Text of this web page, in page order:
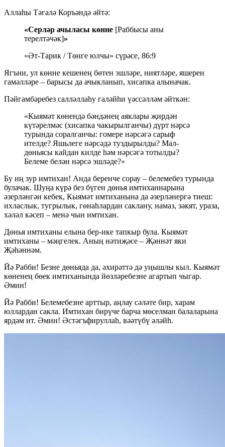
Аллаһы Тәгалә Коръәндә әйтә:
«Серләр ачыласы көнне [Раббысы аны
терелтәчәк]»
«Әт-Тарик / Төнге юлчы» сүрәсе, 86:9
Ягъни, ул көнне кешенең бөтен эшләре, ниятләре, яшерен
гамәлләре – барысы да ачыкланып, хисапка алыначак.
Пәйгамбәребез салләллаһу галәйһи үәссәлләм әйткән:
«Кыямәт көнендә бәндәнең аяклары җирдән
күтәрелмәс (хисапка чакырылганчы) дүрт нәрсә
турында соралганчы: гомере нәрсәгә сарыф
ителде? Яшьлеге нәрсәдә туздырылды? Мал-
дөньясы кайдан килде һәм нәрсәгә тотылды?
Белеме белән нәрсә эшләде?»
Бу иң зур имтихан! Анда беренче сорау – белемебез турында
булачак. Шуңа күрә без бүген дөнья имтиханнарына
әзерләнгән кебек, Кыямәт имтиханына да әзерләнергә тиеш:
ихласлык, тугрылык, гөнаһлардан саклану, намаз, зәкят, ураза,
хәләл кәсеп – менә чын имтихан.
Дөнья имтиханы елына бер-ике тапкыр була. Кыямәт
имтиханы – мәңгелек. Аның нәтиҗәсе – Җәннәт яки
Җәһәннәм.
Йә Рабби! Безне дөньяда да, әхирәттә дә уңышлы кыл. Кыямәт
көненең бөек имтиханында йөзләребезне агартып чыгар.
Әмин!
Йә Рабби! Белемебезне арттыр, аңлау сәләте бир, харам
юллардан сакла. Имтихан бирүче барча мөселман балаларына
ярдәм ит. Әмин! Әстәгъфируллаһ, вәәтүбү әләйһ.